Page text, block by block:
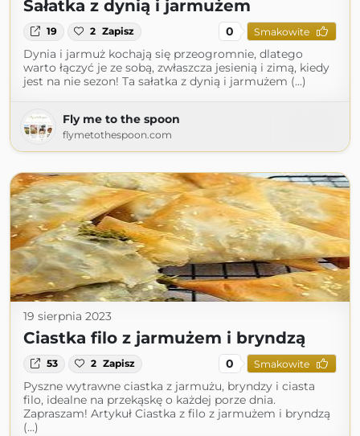
Sałatka z dynią i jarmużem
19 2 Zapisz 0 Smakowite
Dynia i jarmuż kochają się przeogromnie, dlatego
warto łączyć je ze sobą, zwłaszcza jesienią i zimą, kiedy
jest na nie sezon! Ta sałatka z dynią i jarmużem (...)
Fly me to the spoon
flymetothespoon.com
19 sierpnia 2023
Ciastka filo z jarmużem i bryndzą
53 2 Zapisz 0 Smakowite
Pyszne wytrawne ciastka z jarmużu, bryndzy i ciasta
filo, idealne na przekąskę o każdej porze dnia.
Zapraszam! Artykuł Ciastka z filo z jarmużem i bryndzą
(...)